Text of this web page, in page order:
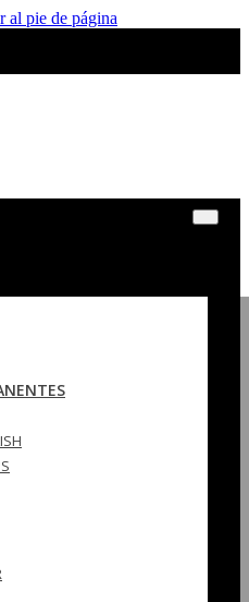
al pie de página